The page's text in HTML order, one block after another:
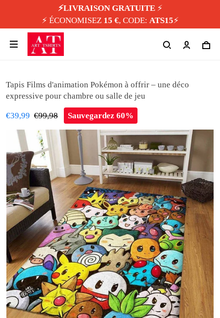
⚡️LIVRAISON GRATUITE⚡️
⚡️ ÉCONOMISEZ 15 €, CODE: ATS15⚡️
Tapis Films d'animation Pokémon à offrir – une déco
expressive pour chambre ou salle de jeu
€39,99 €99,98 Sauvegardez 60%